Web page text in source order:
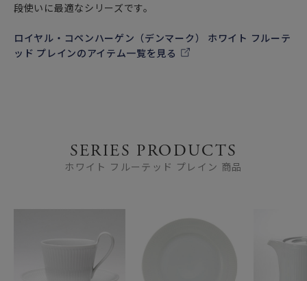
段使いに最適なシリーズです。
ロイヤル・コペンハーゲン（デンマーク） ホワイト フルーテ
ッド プレインのアイテム一覧を見る
SERIES PRODUCTS
ホワイト フルーテッド プレイン 商品